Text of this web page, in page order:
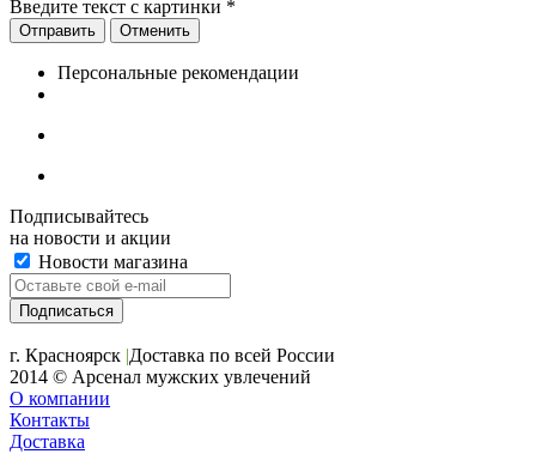
Введите текст с картинки *
Отменить
Персональные рекомендации
Подписывайтесь
на новости и акции
Новости магазина
г. Красноярск |Доставка по всей России
2014 © Арсенал мужских увлечений
О компании
Контакты
Доставка